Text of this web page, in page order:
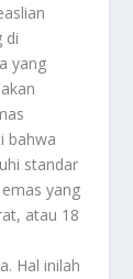
di
yang
bahwa
standar
yang
atau 18
Hal inilah